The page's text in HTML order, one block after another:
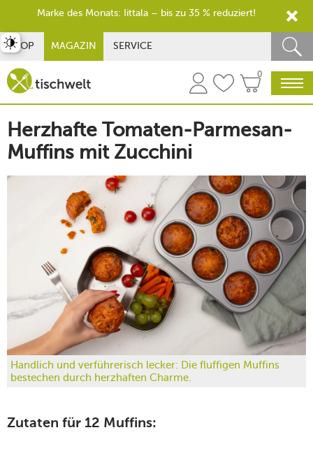
SHOP MAGAZIN SERVICE
0
Herzhafte Tomaten-Parmesan-
Muffins mit Zucchini
Handlich und verführerisch lecker: Die fluffigen Muffins
bestechen durch herzhaften Charme.
Zutaten für 12 Muffins:
umschalten
Marke des Monats: Iittala – bis zu 35 % reduziert!